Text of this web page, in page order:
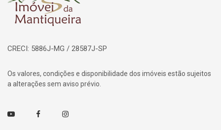
CRECI: 5886J-MG / 28587J-SP
Os valores, condições e disponibilidade dos imóveis estão sujeitos
a alterações sem aviso prévio.
Youtube FacebookInstagram